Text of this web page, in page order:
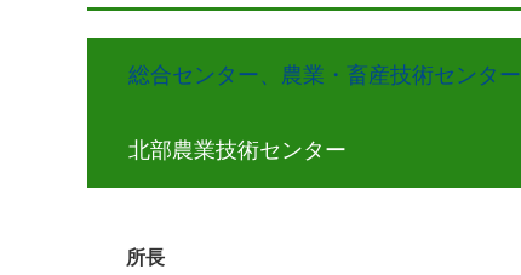
総合センター、農業・畜産技術センター
北部農業技術センター
所長